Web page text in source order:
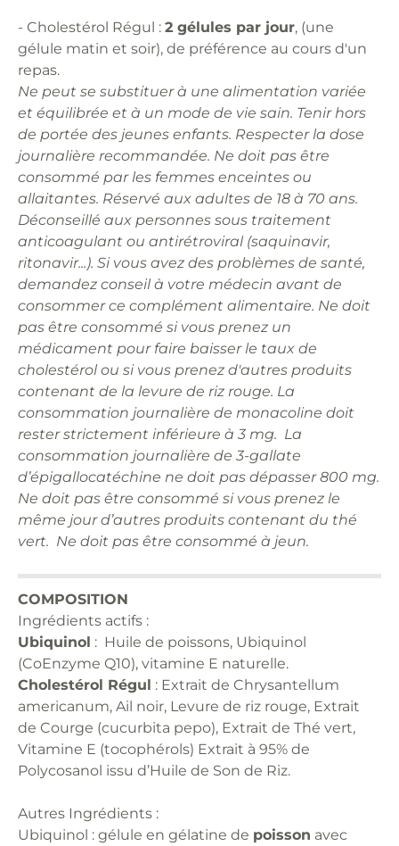
- Cholestérol Régul : 2 gélules par jour, (une
gélule matin et soir), de préférence au cours d'un
repas.
Ne peut se substituer à une alimentation variée
et équilibrée et à un mode de vie sain. Tenir hors
de portée des jeunes enfants. Respecter la dose
journalière recommandée. Ne doit pas être
consommé par les femmes enceintes ou
allaitantes. Réservé aux adultes de 18 à 70 ans.
Déconseillé aux personnes sous traitement
anticoagulant ou antirétroviral (saquinavir,
ritonavir...). Si vous avez des problèmes de santé,
demandez conseil à votre médecin avant de
consommer ce complément alimentaire. Ne doit
pas être consommé si vous prenez un
médicament pour faire baisser le taux de
cholestérol ou si vous prenez d'autres produits
contenant de la levure de riz rouge. La
consommation journalière de monacoline doit
rester strictement inférieure à 3 mg. La
consommation journalière de 3-gallate
d’épigallocatéchine ne doit pas dépasser 800 mg.
Ne doit pas être consommé si vous prenez le
même jour d’autres produits contenant du thé
vert. Ne doit pas être consommé à jeun.
COMPOSITION
Ingrédients actifs :
Ubiquinol : Huile de poissons, Ubiquinol
(CoEnzyme Q10), vitamine E naturelle.
Cholestérol Régul : Extrait de Chrysantellum
americanum, Ail noir, Levure de riz rouge, Extrait
de Courge (cucurbita pepo), Extrait de Thé vert,
Vitamine E (tocophérols) Extrait à 95% de
Polycosanol issu d’Huile de Son de Riz.
Autres Ingrédients :
Ubiquinol : gélule en gélatine de poisson avec